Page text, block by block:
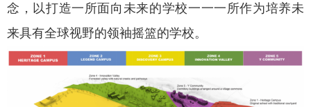
念，以打造一所面向未来的学校一一一所作为培养未
来具有全球视野的领袖摇篮的学校。